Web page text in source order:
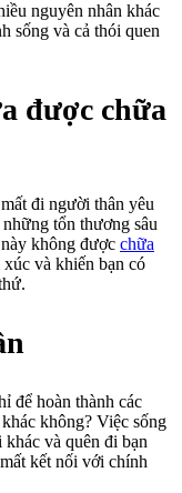
nguyên nhân khác
sống và cả thói quen
được chữa
đi người thân yêu
tổn thương sâu
không được chữa
xúc và khiến bạn có
để hoàn thành các
không? Việc sống
và quên đi bạn
kết nối với chính